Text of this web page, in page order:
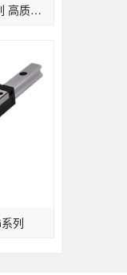
国产交叉导轨VR1系列 高质量滚柱导轨
列